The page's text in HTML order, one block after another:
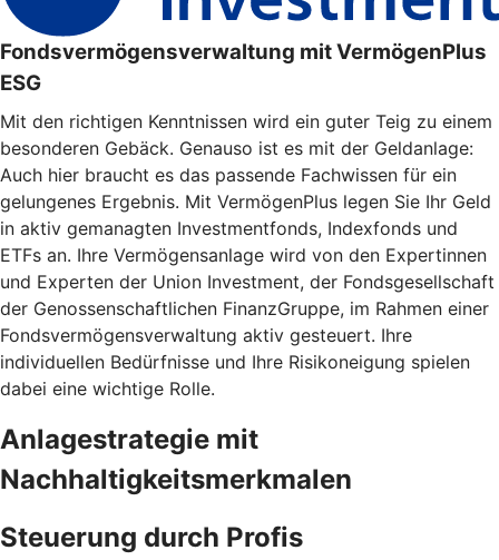
Fondsvermögensverwaltung mit VermögenPlus
ESG
Mit den richtigen Kenntnissen wird ein guter Teig zu einem
besonderen Gebäck. Genauso ist es mit der Geldanlage:
Auch hier braucht es das passende Fachwissen für ein
gelungenes Ergebnis. Mit VermögenPlus legen Sie Ihr Geld
in aktiv gemanagten Investmentfonds, Indexfonds und
ETFs an. Ihre Vermögensanlage wird von den Expertinnen
und Experten der Union Investment, der Fondsgesellschaft
der Genossenschaftlichen FinanzGruppe, im Rahmen einer
Fondsvermögensverwaltung aktiv gesteuert. Ihre
individuellen Bedürfnisse und Ihre Risikoneigung spielen
dabei eine wichtige Rolle.
Anlagestrategie mit
Nachhaltigkeitsmerkmalen
Steuerung durch Profis